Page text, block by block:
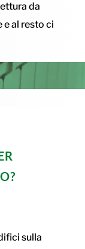
da
al resto ci
sulla